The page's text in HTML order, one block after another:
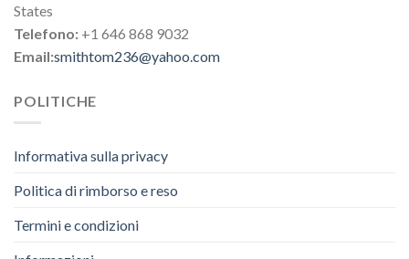
States
Telefono: +1 646 868 9032
Email:smithtom236@yahoo.com
POLITICHE
Informativa sulla privacy
Politica di rimborso e reso
Termini e condizioni